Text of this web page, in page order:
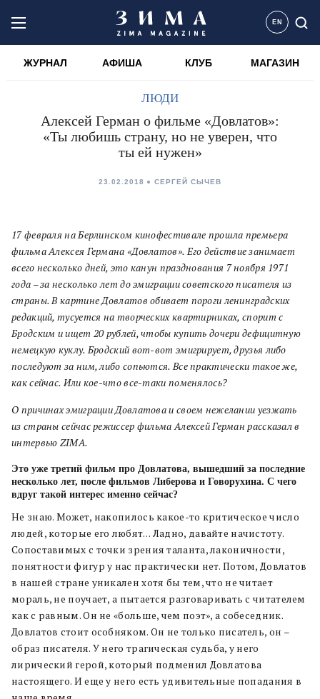
EN
ЖУРНАЛ АФИША КЛУБ МАГАЗИН
ЛЮДИ
Алексей Герман о фильме «Довлатов»:
«Ты любишь страну, но не уверен, что
ты ей нужен»
23.02.2018 СЕРГЕЙ СЫЧЕВ
17 февраля на Берлинском кинофестивале прошла премьера
фильмаАлексея Германа «Довлатов». Его действие занимает
всего несколько дней, это канун празднования 7 ноября 1971
года – за несколько лет до эмиграции советского писателя из
страны. В картине Довлатов обивает пороги ленинградских
редакций, тусуется на творческих квартирниках, спорит с
Бродским и ищет 20 рублей, чтобы купить дочери дефицитную
немецкую куклу. Бродский вот-вот эмигрирует, друзья либо
последуют за ним, либо сопьются. Все практически такое же,
как сейчас. Или кое-что все-таки поменялось?
О причинах эмиграции Довлатова и своем нежелании уезжать
из страны сейчас режиссер фильма Алексей Герман рассказал в
интервью ZIMA.
Это уже третий фильм про Довлатова, вышедший за последние
несколько лет, после фильмов Либерова и Говорухина. С чего
вдруг такой интерес именно сейчас?
Не знаю. Может, накопилось какое-то критическое число
людей, которые его любят… Ладно, давайте начистоту.
Сопоставимых с точки зрения таланта, лаконичности,
понятности фигур у нас практически нет. Потом, Довлатов
в нашей стране уникален хотя бы тем, что не читает
мораль, не поучает, а пытается разговаривать с читателем
как с равным. Он не «больше, чем поэт», а собеседник.
Довлатов стоит особняком. Он не только писатель, он –
образ писателя. У него трагическая судьба, у него
лирический герой, который подменил Довлатова
настоящего. И еще у него есть удивительные попадания в